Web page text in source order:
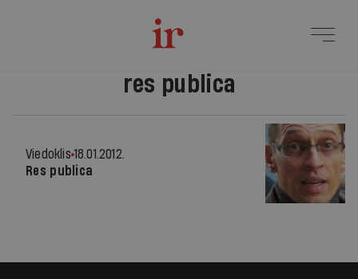
res publica
Viedoklis 18.01.2012.
Res publica